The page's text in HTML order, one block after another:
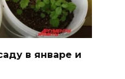
в январе и